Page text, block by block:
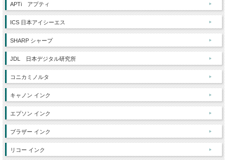
APTi アプティ
ICS 日本アイシーエス
SHARP シャープ
JDL 日本デジタル研究所
コニカミノルタ
キャノン インク
エプソン インク
ブラザー インク
リコー インク